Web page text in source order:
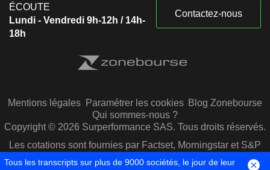
ÉCOUTE
Lundi - Vendredi 9h-12h / 14h-
18h
Contactez-nous
Mentions légales Paramétrer les cookies Blog Zonebourse
Qui sommes-nous ?
Copyright © 2026 Surperformance SAS. Tous droits réservés.
Les cotations sont fournies par Factset, Morningstar et S&P
Capital IQ
Tous les transcripts sur plus de 9000 sociétés, le jour de leur